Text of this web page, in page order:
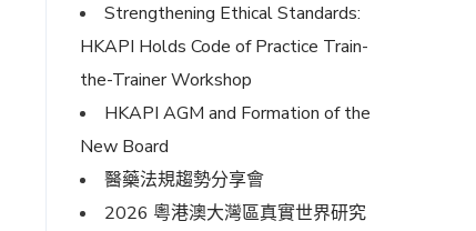
Strengthening Ethical Standards:
HKAPI Holds Code of Practice Train-
the-Trainer Workshop
HKAPI AGM and Formation of the
New Board
醫藥法規趨勢分享會
2026 粵港澳大灣區真實世界研究